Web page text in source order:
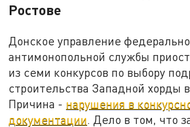
Ростове
Донское управление
антимонопольной службы
из семи конкурсов по выбору
строительства Западной хорды
Причина - нарушения в
документации. Дело в том, что